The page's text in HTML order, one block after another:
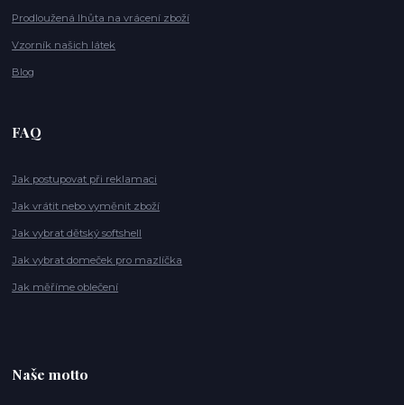
Prodloužená lhůta na vrácení zboží
Vzorník našich látek
Blog
FAQ
Jak postupovat při reklamaci
Jak vrátit nebo vyměnit zboží
Jak vybrat dětský softshell
Jak vybrat domeček pro mazlíčka
Jak měříme oblečení
Naše motto